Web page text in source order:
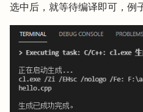
选中后，就等待编译即可，例